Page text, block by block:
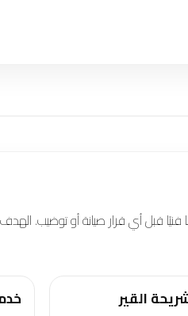
قبل أي قرار صيانة أو توضيب.
القير